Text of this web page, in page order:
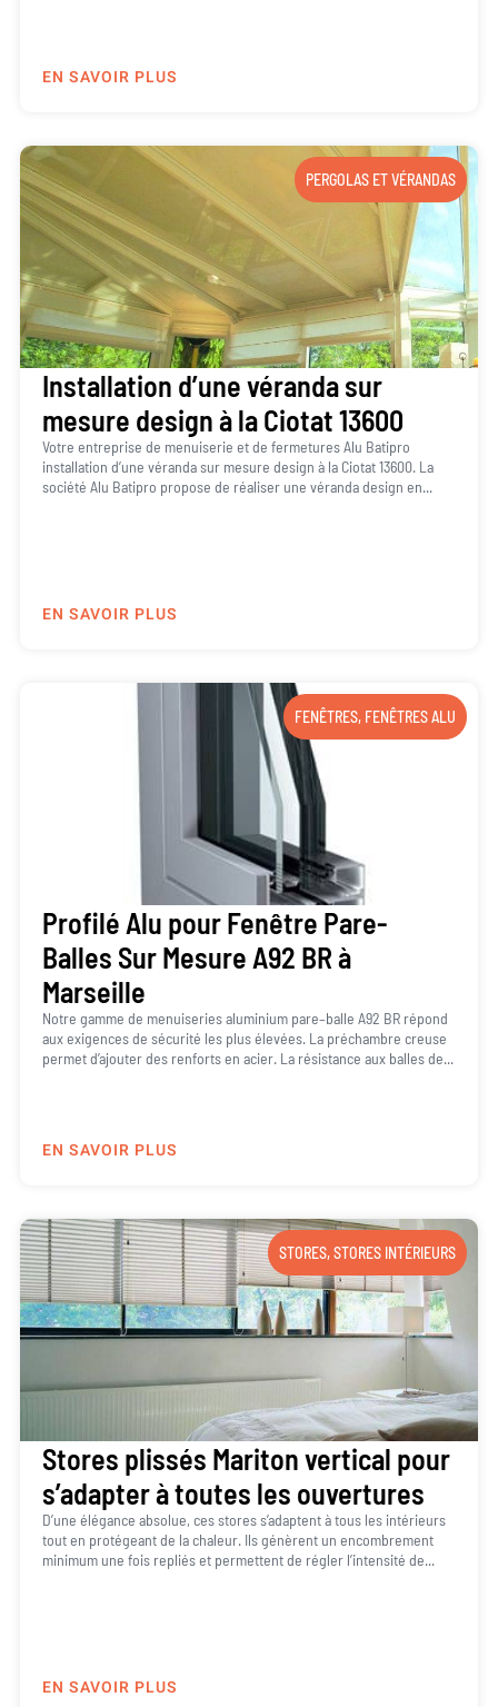
EN SAVOIR PLUS
PERGOLAS ET VÉRANDAS
Installation d’une véranda sur
mesure design à la Ciotat 13600
Votre entreprise de menuiserie et de fermetures Alu Batipro
installation d’une véranda sur mesure design à la Ciotat 13600. La
société Alu Batipro propose de réaliser une véranda design en...
EN SAVOIR PLUS
FENÊTRES, FENÊTRES ALU
Profilé Alu pour Fenêtre Pare-
Balles Sur Mesure A92 BR à
Marseille
Notre gamme de menuiseries aluminium pare–balle A92 BR répond
aux exigences de sécurité les plus élevées. La préchambre creuse
permet d’ajouter des renforts en acier. La résistance aux balles de...
EN SAVOIR PLUS
STORES,STORES INTÉRIEURS
Stores plissés Mariton vertical pour
s’adapter à toutes les ouvertures
D’une élégance absolue, ces stores s’adaptent à tous les intérieurs
tout en protégeant de la chaleur. Ils génèrent un encombrement
minimum une fois repliés et permettent de régler l’intensité de...
EN SAVOIR PLUS